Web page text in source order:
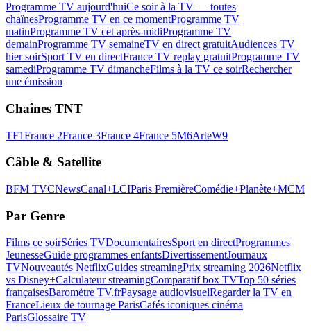
Programme TV aujourd'huiCe soir à la TV — toutes
chaînesProgramme TV en ce momentProgramme TV
matinProgramme TV cet après-midiProgramme TV
demainProgramme TV semaineTV en direct gratuitAudiences TV
hier soirSport TV en directFrance TV replay gratuitProgramme TV
samediProgramme TV dimancheFilms à la TV ce soirRechercher
une émission
Chaînes TNT
TF1France 2France 3France 4France 5M6ArteW9
Câble & Satellite
BFM TVCNewsCanal+LCIParis PremièreComédie+Planète+MCM
Par Genre
Films ce soirSéries TVDocumentairesSport en directProgrammes
JeunesseGuide programmes enfantsDivertissementJournaux
TVNouveautés NetflixGuides streamingPrix streaming 2026Netflix
vs Disney+Calculateur streamingComparatif box TVTop 50 séries
françaisesBaromètre TV.frPaysage audiovisuelRegarder la TV en
FranceLieux de tournage ParisCafés iconiques cinéma
ParisGlossaire TV